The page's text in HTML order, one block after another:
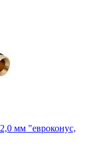
мм "евроконус,